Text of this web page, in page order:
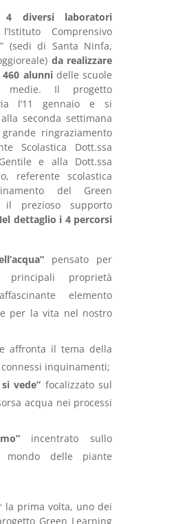
4 diversi laboratori
Comprensivo
(sedi di Santa Ninfa,
da realizzare
460 alunnidelle scuole
medie. Il progetto
l’11 gennaio e si
seconda settimana
ringraziamento
Scolastica Dott.ssa
e alla Dott.ssa
referente scolastica
del Green
il prezioso supporto
dettaglio i 4 percorsi
pensato per
proprietà
elemento
per la vita nel nostro
affronta il tema della
inquinamenti;
vede” focalizzato sul
acqua nei processi
incentrato sullo
mondo delle piante
la prima volta, uno dei
Green Learning